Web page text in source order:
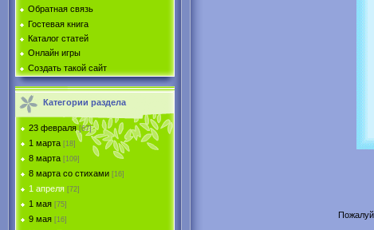
Обратная связь
Гостевая книга
Каталог статей
Онлайн игры
Создать такой сайт
Категории раздела
23 февраля [67]
1 марта [18]
8 марта [109]
8 марта со стихами [16]
1 апреля [72]
1 мая [75]
9 мая [16]